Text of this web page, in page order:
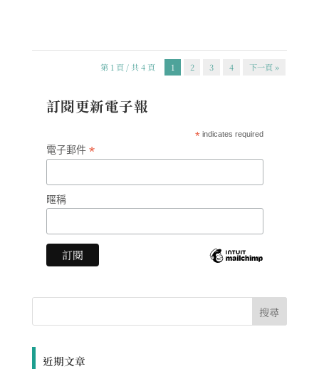
第 1 頁 / 共 4 頁 1 2 3 4 下一頁 »
訂閱更新電子報
* indicates required
電子郵件 *
暱稱
近期文章